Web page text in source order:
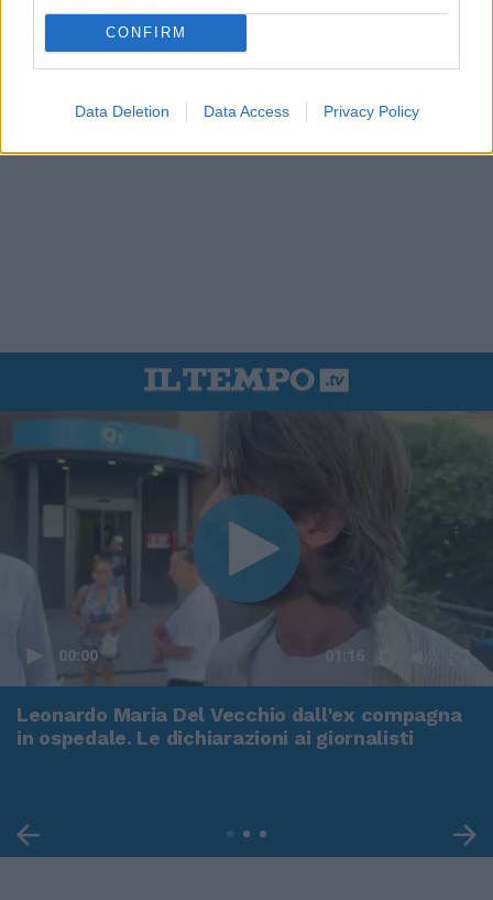
CONFIRM
Data Deletion Data Access Privacy Policy
00:00 01:16
Leonardo Maria Del Vecchio dall'ex compagna
in ospedale. Le dichiarazioni ai giornalisti